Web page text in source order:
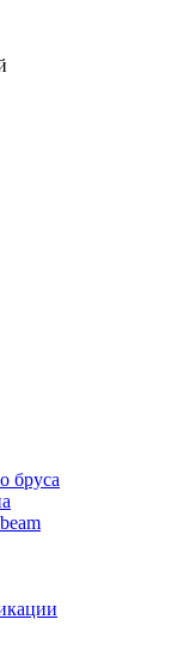
бруса